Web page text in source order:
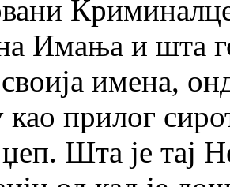
Имања и шта
имена,
као прилог
Шта је тај